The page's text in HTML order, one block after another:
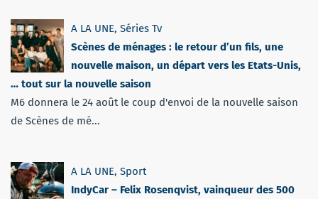
A LA UNE, Séries Tv
Scènes de ménages : le retour d’un fils, une
nouvelle maison, un départ vers les Etats-Unis,
… tout sur la nouvelle saison
M6 donnera le 24 août le coup d'envoi de la nouvelle saison
de Scènes de mé...
A LA UNE, Sport
IndyCar – Felix Rosenqvist, vainqueur des 500